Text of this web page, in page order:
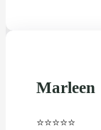
Marleen
⭐⭐⭐⭐⭐